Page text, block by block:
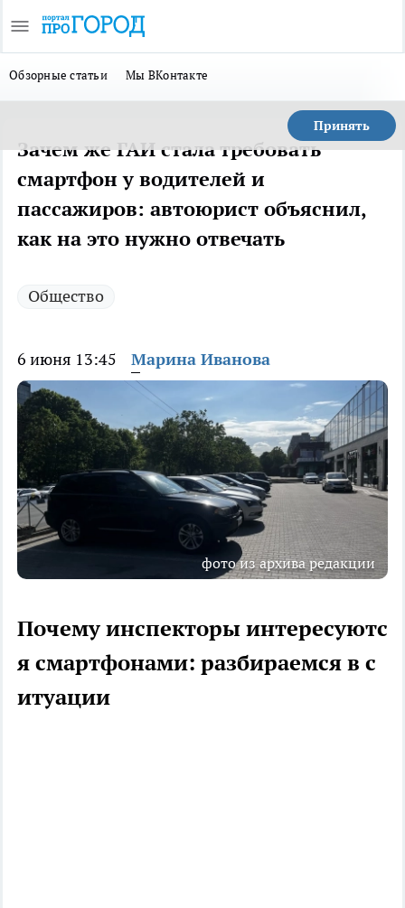
Обзорные статьи Мы ВКонтакте
Принять
Зачем же ГАИ стала требовать
смартфон у водителей и
пассажиров: автоюрист объяснил,
как на это нужно отвечать
Общество
6 июня 13:45 Марина Иванова
фото из архива редакции
Почему инспекторы интересуютс
я смартфонами: разбираемся в с
итуации